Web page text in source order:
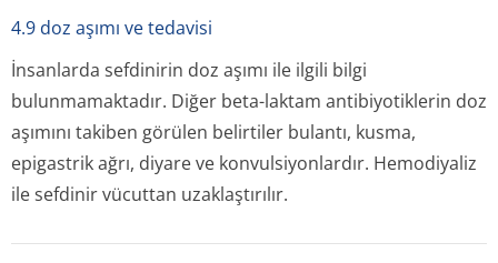
4.9 doz aşımı ve tedavisi
İnsanlarda sefdinirin doz aşımı ile ilgili bilgi
bulunmamaktadır. Diğer beta-laktam antibiyotiklerin doz
aşımını takiben görülen belirtiler bulantı, kusma,
epigastrik ağrı, diyare ve konvulsiyonlardır. Hemodiyaliz
ile sefdinir vücuttan uzaklaştırılır.